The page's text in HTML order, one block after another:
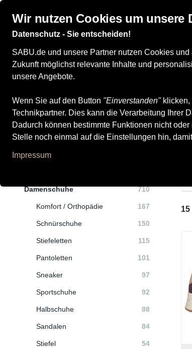
Wir nutzen Cookies um unsere
Datenschutz - Sie entscheiden!
SABU.de und unsere Partner nutzen Cookies
Zukunft möglichst relevante Inhalte und
unsere Angebote.
Wenn Sie auf den Button "Einverstanden"klicken,
Technikpartner. Dies kann die Verarbeitung Ihrer
Dadurch können bestimmte Funktionen nicht
Stelle noch einmal auf die Einstellungen hin,
Impressum
Damenschuhe Herrenschuhe
Alle Produkte Damenschuhe Freizeit- /
Freizeit- /
Damenschuhe 710
Komfort / Orthopädie 167
Schnürschuhe 150
Stiefeletten 115
Pantoletten 101
Sneaker 97
Sportschuhe 92
Halbschuhe 88
Sandalen 84
Stiefel 54